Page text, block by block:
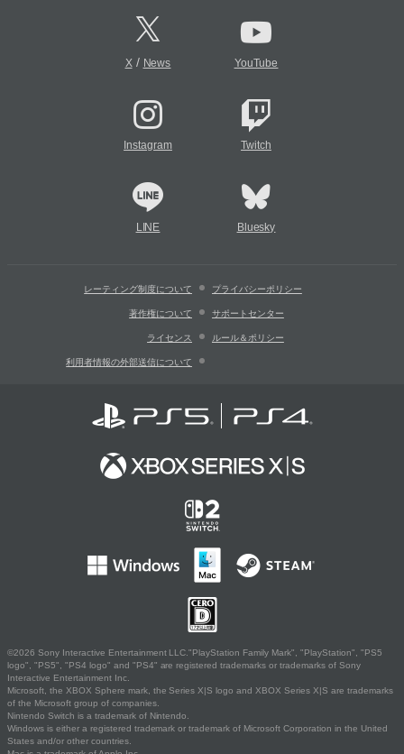
X/ News YouTube
Instagram Twitch
LINE Bluesky
レーティング制度について プライバシーポリシー
著作権について サポートセンター
ライセンス ルール＆ポリシー
利用者情報の外部送信について
©2026 Sony Interactive Entertainment LLC."PlayStation Family Mark", "PlayStation", "PS5
logo", "PS5", "PS4 logo" and "PS4" are registered trademarks or trademarks of Sony
Interactive Entertainment Inc.
Microsoft, the XBOX Sphere mark, the Series X|S logo and XBOX Series X|S are trademarks
of the Microsoft group of companies.
Nintendo Switch is a trademark of Nintendo.
Windows is either a registered trademark or trademark of Microsoft Corporation in the United
States and/or other countries.